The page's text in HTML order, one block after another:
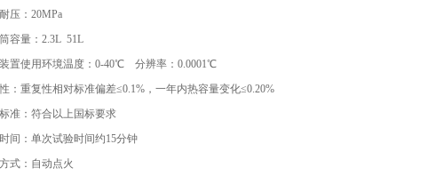
压：20MPa
筒容量：2.3L 51L
装置使用环境温度：0-40℃ 分辨率：0.0001℃
性：重复性相对标准偏差≤0.1%，一年内热容量变化≤0.20%
标准：符合以上国标要求
时间：单次试验时间约15分钟
式：自动点火